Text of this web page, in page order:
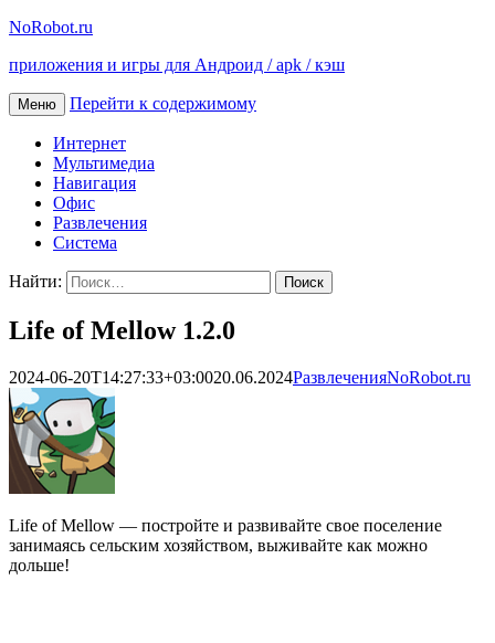
NoRobot.ru
приложения и игры для Андроид / apk / кэш
Меню Перейти к содержимому
Интернет
Мультимедиа
Навигация
Офис
Развлечения
Система
Найти:
Life of Mellow 1.2.0
2024-06-20T14:27:33+03:0020.06.2024РазвлеченияNoRobot.ru
Life of Mellow — постройте и развивайте свое поселение
занимаясь сельским хозяйством, выживайте как можно
дольше!